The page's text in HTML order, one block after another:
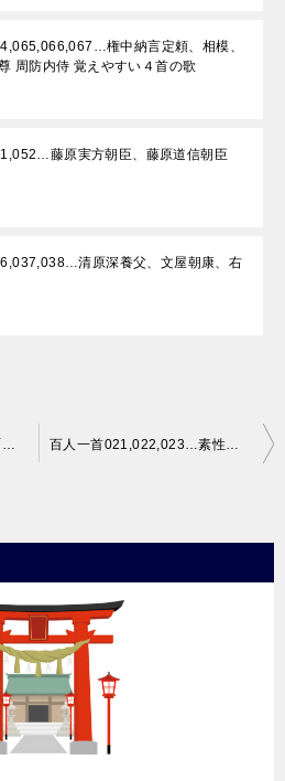
権中納言定頼、相模、
周防内侍 覚えやすい４首の歌
藤原実方朝臣、藤原道信朝臣
清原深養父、文屋朝康、右
大伴家持についての補足…「海ゆかば」 百人一首021,022,023…素性法師、文屋康秀、大江千里